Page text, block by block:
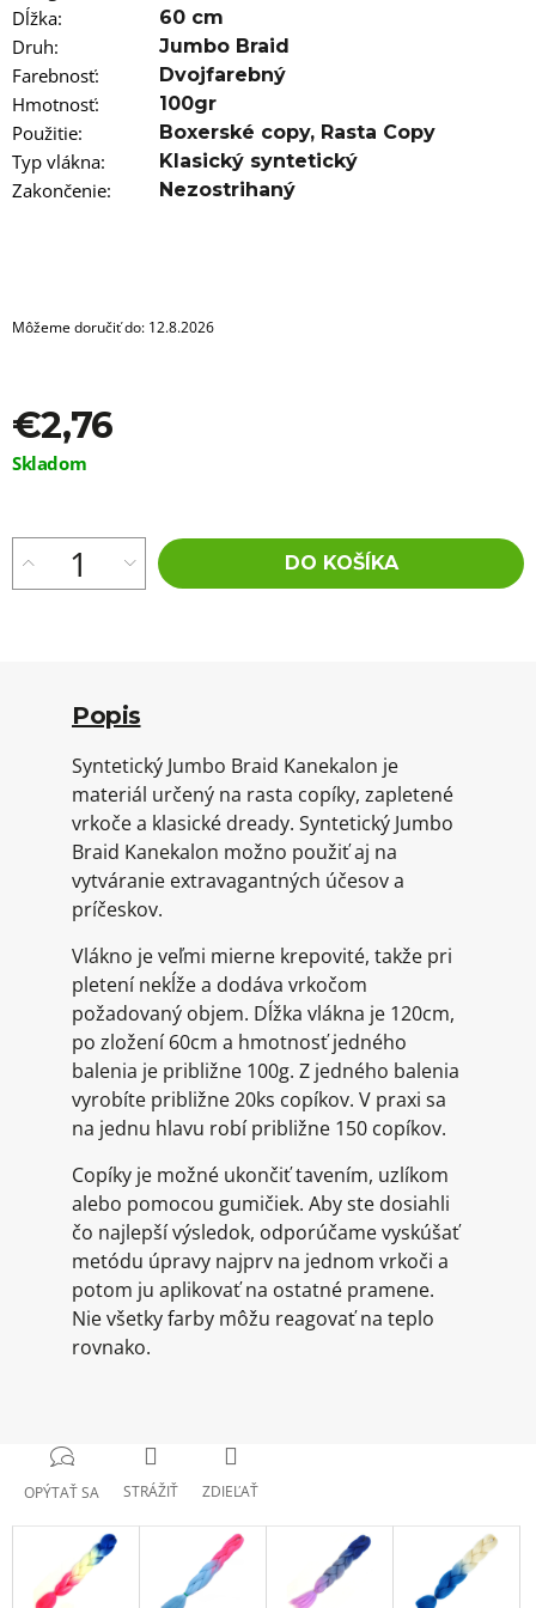
Dĺžka: 60 cm
Druh: Jumbo Braid
Farebnosť: Dvojfarebný
Hmotnosť: 100gr
Použitie: Boxerské copy, Rasta Copy
Typ vlákna: Klasický syntetický
Zakončenie: Nezostrihaný
Môžeme doručiť do: 12.8.2026
€2,76
Jednotková
Skladom
DO KOŠÍKA
Popis
Syntetický Jumbo Braid Kanekalon je
materiál určený na rasta copíky, zapletené
vrkoče a klasické dready. Syntetický Jumbo
Braid Kanekalon možno použiť aj na
vytváranie extravagantných účesov a
príčeskov.
Vlákno je veľmi mierne krepovité, takže pri
pletení nekĺže a dodáva vrkočom
požadovaný objem. Dĺžka vlákna je 120cm,
po zložení 60cm a hmotnosť jedného
balenia je približne 100g. Z jedného balenia
vyrobíte približne 20ks copíkov. V praxi sa
na jednu hlavu robí približne 150 copíkov.
Copíky je možné ukončiť tavením, uzlíkom
alebo pomocou gumičiek. Aby ste dosiahli
čo najlepší výsledok, odporúčame vyskúšať
metódu úpravy najprv na jednom vrkoči a
potom ju aplikovať na ostatné pramene.
Nie všetky farby môžu reagovať na teplo
rovnako.
OPÝTAŤ SA STRÁŽIŤ ZDIEĽAŤ
m
e
GUMIČKY
DO
VLASOV
PRIEHĽADNÉ
100KS